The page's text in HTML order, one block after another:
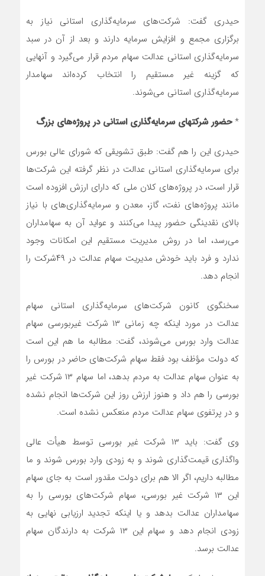
حیدری گفت: شرکت‌های سرمایه‌گذاری استانی نیاز به
برگزاری مجمع و افزایش سرمایه دارند و بعد از آن در سبد
سرمایه‌گذاری استانی عدالت سهام مردم قرار می‌گیرد و آنهایی
که گزینه غیر مستقیم را انتخاب کرده‌اند سهامدار
سرمایه‌گذاری استانی می‌شوند.
*حضور شرکتهای سرمایه‌گذاری استانی در پروژه‌های بزرگ
حیدری این را هم گفت:‌ طبق تشویقی که شورای عالی بورس
برای سرمایه‌گذاری استانی عدالت در نظر گرفته این شرکت‌ها
قرار است، در پروژه‌های کلان ملی که دارای ارزش افزوده است
مانند پروژه‌های نفت، گاز، معدن و سرمایه‌گذاری‌های با نیاز
بالای نقدینگی حضور پیدا می‌کنند و عواید آن به سهامداران
می‌رسد، اما در روش مدیریت مستقیم این امکانات وجود
ندارد و فرد باید خودش مدیریت سهام عدالت در ۴۹شرکت را
انجام دهد.
سخنگوی کانون شرکت‌های سرمایه‌گذاری استانی سهام
عدالت در مورد اینکه چه زمانی ۱۳ شرکت غیربورسی سهام
عدالت وارد بورس می‌شوند، گفت: مطالبه ما هم این است
که دولت مؤظف بود فقط سهام شرکت‌های حاضر در بورس را
به عنوان سهام عدالت به مردم بدهد، اما سهام ۱۳ شرکت غیر
بورسی را هم داد و هنوز ارزش روز این شرکت‌ها انجام نشده
و در پرتفوی سهام عدالت مردم منعکس نشده است.
وی گفت: باید ۱۳ شرکت غیر بورسی توسط هیأت عالی
واگذاری قیمت‌گذاری شوند و به زودی وارد بورس شوند و ما
مطالبه داریم، اگر الا هم برای دولت مقدور است به جای سهام
این ۱۳ شرکت غیر بورسی، سهام شرکت‌های بورسی را به
سهامداران عدالت بدهد و یا اینکه تجدید ارزیابی نهایی به
زودی انجام دهد و سهام این ۱۳ شرکت به دارندگان سهام
عدالت برسد.